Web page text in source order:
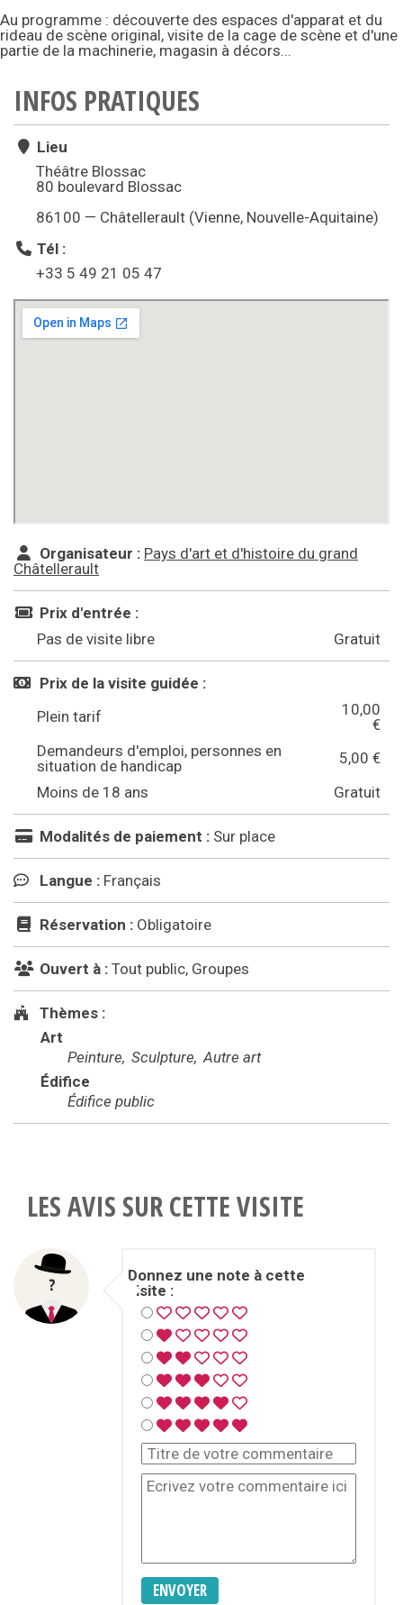
Au programme : découverte des espaces d'apparat et du
rideau de scène original, visite de la cage de scène et d'une
partie de la machinerie, magasin à décors...
INFOS PRATIQUES
Lieu
Théâtre Blossac
80 boulevard Blossac
86100 — Châtellerault (Vienne, Nouvelle-Aquitaine)
Tél :
+33 5 49 21 05 47
Organisateur : Pays d'art et d'histoire du grand
Châtellerault
Prix d'entrée :
Pas de visite libre
Gratuit
Prix de la visite guidée :
Plein tarif
10,00
€
Demandeurs d'emploi, personnes en
situation de handicap
5,00 €
Moins de 18 ans
Gratuit
Modalités de paiement : Sur place
Langue : Français
Réservation : Obligatoire
Ouvert à : Tout public, Groupes
Thèmes :
Art
Peinture Sculpture Autre art
Édifice
Édifice public
LES AVIS SUR CETTE VISITE
Donnez une note à cette
visite :
ENVOYER